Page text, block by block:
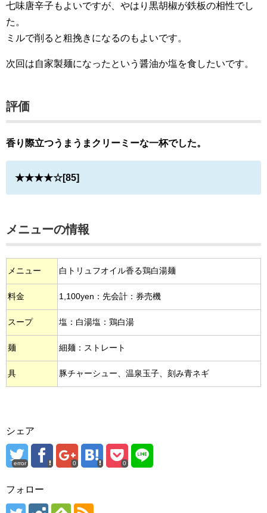
七味唐辛子もよいですが、やはり黒胡椒が鉄板の相性でし
た。
ミルで削ると粗挽きになるのもよいです。
次回は自家製麺になったという醤油か塩を食したいです。
評価
香り際立つうまうまクリーミーな一杯でした。
★★★★☆[85]
メニューの情報
メニュー 白トリュフオイル香る鶏白湯麺
料金 1,100yen：先会計：券売機
スープ 塩：白湯塩：鶏白湯
麺 細麺：ストレート
具 豚チャーシュー、温泉玉子、刻み青ネギ
シェア
error 0 0
フォロー